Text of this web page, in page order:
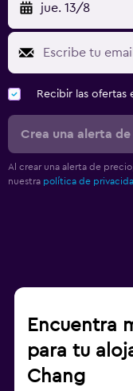
jue. 13/8
Recibir las ofertas
Crea una alerta
Al crear una alerta de
nuestra política de
Encuentra
para tu
Chang